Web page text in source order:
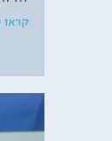
קראו